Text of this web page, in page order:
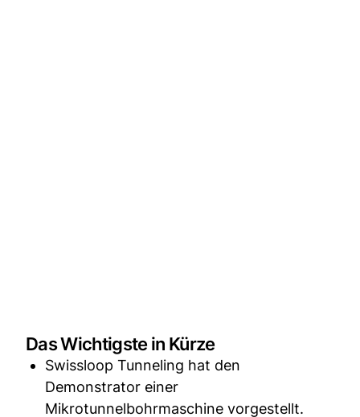
Das Wichtigste in Kürze
Swissloop Tunneling hat den
Demonstrator einer
Mikrotunnelbohrmaschine vorgestellt.